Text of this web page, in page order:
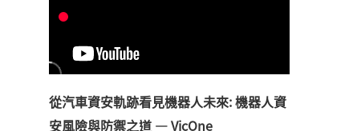
從汽車資安軌跡看見機器人未來: 機器人資
安風險與防禦之道 — VicOne